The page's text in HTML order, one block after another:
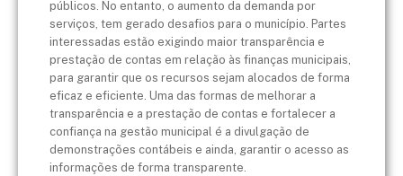
públicos. No entanto, o aumento da demanda por
serviços, tem gerado desafios para o município. Partes
interessadas estão exigindo maior transparência e
prestação de contas em relação às finanças municipais,
para garantir que os recursos sejam alocados de forma
eficaz e eficiente. Uma das formas de melhorar a
transparência e a prestação de contas e fortalecer a
confiança na gestão municipal é a divulgação de
demonstrações contábeis e ainda, garantir o acesso as
informações de forma transparente.